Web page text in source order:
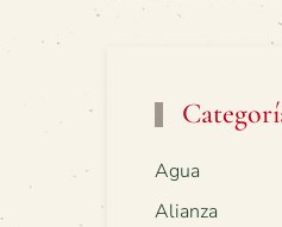
Agua
Alianza